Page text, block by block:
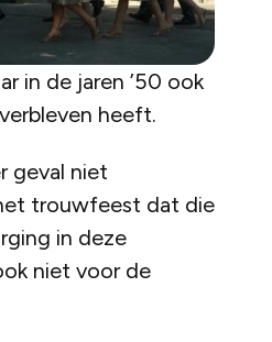
in de jaren ’50 ook
heeft.
geval niet
trouwfeest dat die
in deze
niet voor de